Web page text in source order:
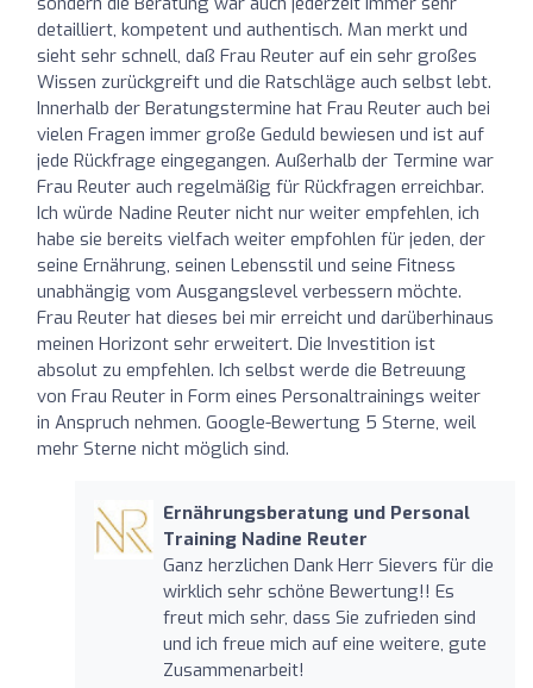
detailliert, kompetent und authentisch. Man merkt und
sieht sehr schnell, daß Frau Reuter auf ein sehr großes
Wissen zurückgreift und die Ratschläge auch selbst lebt.
Innerhalb der Beratungstermine hat Frau Reuter auch bei
vielen Fragen immer große Geduld bewiesen und ist auf
jede Rückfrage eingegangen. Außerhalb der Termine war
Frau Reuter auch regelmäßig für Rückfragen erreichbar.
Ich würde Nadine Reuter nicht nur weiter empfehlen, ich
habe sie bereits vielfach weiter empfohlen für jeden, der
seine Ernährung, seinen Lebensstil und seine Fitness
unabhängig vom Ausgangslevel verbessern möchte.
Frau Reuter hat dieses bei mir erreicht und darüberhinaus
meinen Horizont sehr erweitert. Die Investition ist
absolut zu empfehlen. Ich selbst werde die Betreuung
von Frau Reuter in Form eines Personaltrainings weiter
in Anspruch nehmen. Google-Bewertung 5 Sterne, weil
mehr Sterne nicht möglich sind.
Ernährungsberatung und Personal
Training Nadine Reuter
Ganz herzlichen Dank Herr Sievers für die
wirklich sehr schöne Bewertung!! Es
freut mich sehr, dass Sie zufrieden sind
und ich freue mich auf eine weitere, gute
Zusammenarbeit!